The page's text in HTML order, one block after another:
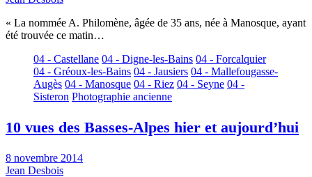
« La nommée A. Philomène, âgée de 35 ans, née à Manosque, ayant
été trouvée ce matin…
04 - Castellane 04 - Digne-les-Bains 04 - Forcalquier
04 - Gréoux-les-Bains 04 - Jausiers 04 - Mallefougasse-
Augès 04 - Manosque 04 - Riez 04 - Seyne 04 -
Sisteron Photographie ancienne
10 vues des Basses-Alpes hier et aujourd’hui
8 novembre 2014
Jean Desbois